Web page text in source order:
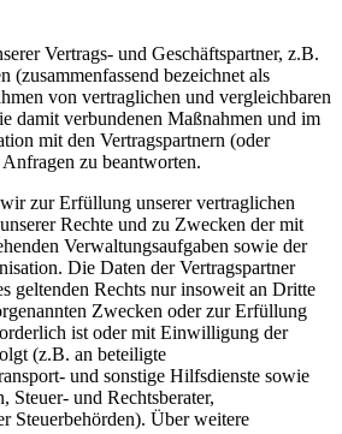
Vertrags- und Geschäftspartner, z.B.
(zusammenfassend bezeichnet als
von vertraglichen und vergleichbaren
damit verbundenen Maßnahmen und im
mit den Vertragspartnern (oder
zu beantworten.
zur Erfüllung unserer vertraglichen
Rechte und zu Zwecken der mit
Verwaltungsaufgaben sowie der
Die Daten der Vertragspartner
geltenden Rechts nur insoweit an Dritte
Zwecken oder zur Erfüllung
ist oder mit Einwilligung der
(z.B. an beteiligte
und sonstige Hilfsdienste sowie
Steuer- und Rechtsberater,
Steuerbehörden). Über weitere